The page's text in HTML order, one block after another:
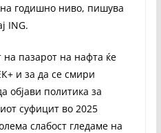
годишно ниво, пишува
ING.
на пазарот на нафта ќе
и за да се смири
објави политика за
суфицит во 2025
слабост гледаме на